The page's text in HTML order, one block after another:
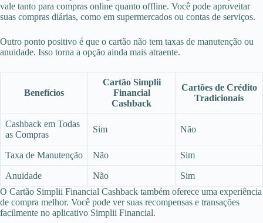
vale tanto para compras online quanto offline. Você pode aproveitar
suas compras diárias, como em supermercados ou contas de serviços.
Outro ponto positivo é que o cartão não tem taxas de manutenção ou
anuidade. Isso torna a opção ainda mais atraente.
Benefícios
Cartão Simplii
Financial
Cashback
Cartões de Crédito
Tradicionais
Cashback em Todas
as Compras
Sim Não
Taxa de Manutenção Não Sim
Anuidade Não
Sim
O Cartão Simplii Financial Cashback também oferece uma experiência
de compra melhor. Você pode ver suas recompensas e transações
facilmente no aplicativo Simplii Financial.